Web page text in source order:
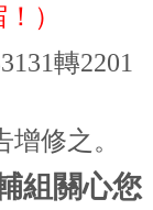
）
轉2201
修之。
組關心您